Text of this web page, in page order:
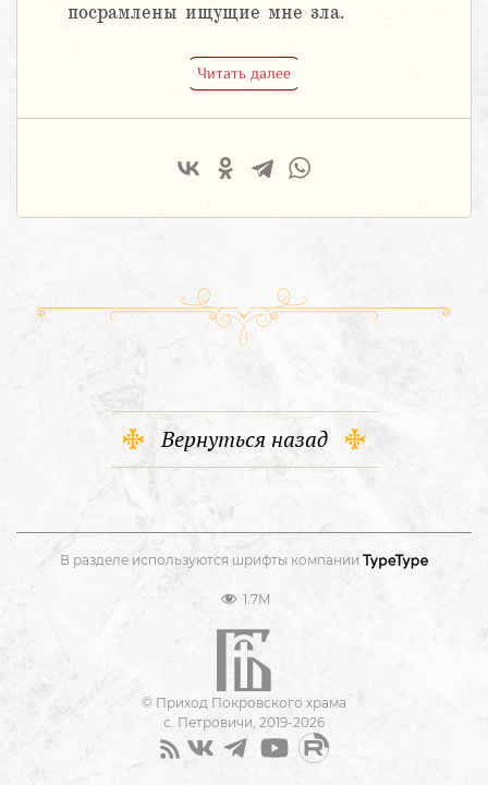
посрамлены ищущие мне зла.
Читать далее
Вернуться назад
В разделе используются шрифты компании
1.7M
© Приход Покровского храма
с. Петровичи, 2019-2026